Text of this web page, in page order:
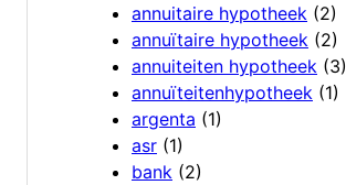
annuitaire hypotheek (2)
annuïtaire hypotheek (2)
annuiteiten hypotheek (3)
annuïteitenhypotheek (1)
argenta (1)
asr (1)
bank (2)